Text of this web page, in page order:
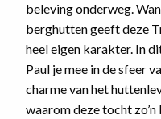
beleving onderweg.
berghutten geeft deze
heel eigen karakter. In
Paul je mee in de sfeer
charme van het
waarom deze tocht